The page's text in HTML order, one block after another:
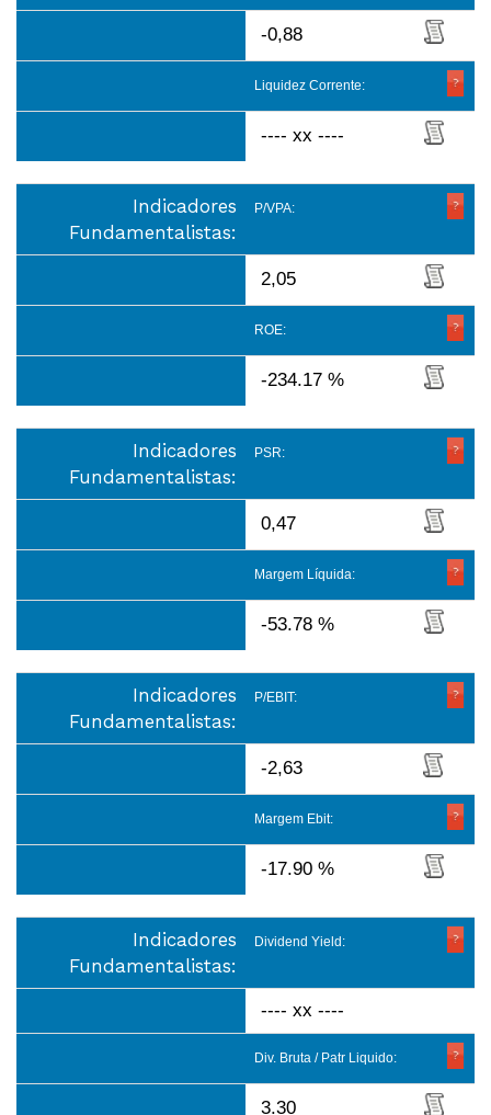
-0,88
Liquidez Corrente:
---- xx ----
Indicadores
Fundamentalistas:
P/VPA:
2,05
ROE:
-234.17 %
Indicadores
Fundamentalistas:
PSR:
0,47
Margem Líquida:
-53.78 %
Indicadores
Fundamentalistas:
P/EBIT:
-2,63
Margem Ebit:
-17.90 %
Indicadores
Fundamentalistas:
Dividend Yield:
---- xx ----
Div. Bruta / Patr Liquido:
3.30